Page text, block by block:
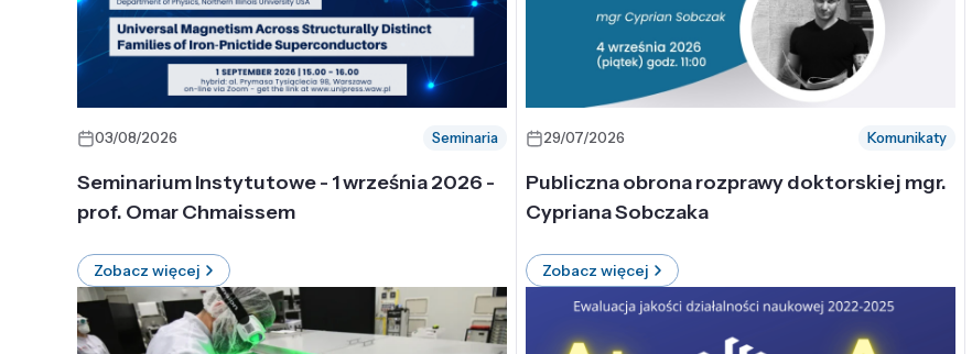
03/08/2026 Seminaria
Seminarium Instytutowe - 1 września 2026 -
prof. Omar Chmaissem
Zobacz więcej
29/07/2026 Komunikaty
Publiczna obrona rozprawy doktorskiej mgr.
Cypriana Sobczaka
Zobacz więcej